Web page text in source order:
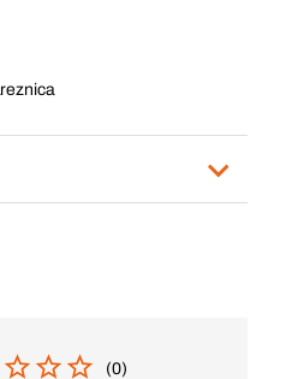
(0)